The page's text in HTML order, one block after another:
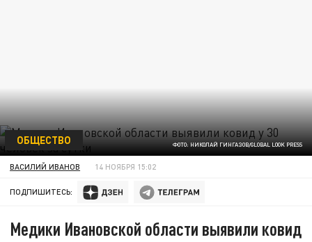
ФОТО: НИКОЛАЙ ГИНГАЗОВ/GLOBAL LOOK PRESS
ОБЩЕСТВО
ВАСИЛИЙ ИВАНОВ 14 НОЯБРЯ 15:02
ПОДПИШИТЕСЬ:
Медики Ивановской области выявили ковид